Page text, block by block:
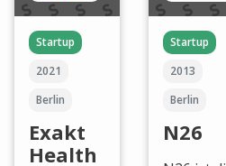
Startup
2021
Berlin
Exakt
Health
Startup
2013
Berlin
N26